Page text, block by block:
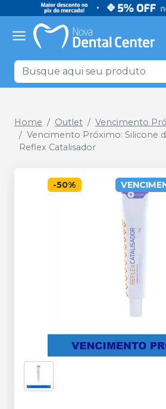
Home Outlet
Vencimento
Vencimento Próximo: Silicone
Reflex Catalisador
-50%